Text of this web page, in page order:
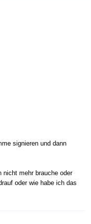
signieren und dann
mehr brauche oder
oder wie habe ich das